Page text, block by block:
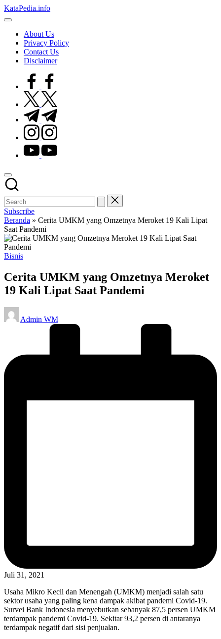
Skip
to
KataPedia.info
Berita
TerbaruAbout Us
Privacy Policy
Contact Us
Disclaimer
facebook.com
twitter.com
t.me
instagram.com
youtube.com
Subscribe
Beranda » Cerita UMKM yang Omzetnya Meroket 19 Kali Lipat
Saat Pandemi
Posted
Bisnis
Cerita UMKM yang Omzetnya Meroket
19 Kali Lipat Saat Pandemi
Posted
by
Admin WM
Juli 31, 2021
Usaha Mikro Kecil dan Menengah (UMKM) menjadi salah satu
sektor usaha yang paling kena dampak akibat pandemi Covid-19.
Survei Bank Indonesia menyebutkan sebanyak 87,5 persen UMKM
terdampak pandemi Covid-19. Sekitar 93,2 persen di antaranya
terdampak negatif dari sisi penjualan.